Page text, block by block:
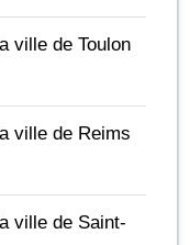
ville de Toulon
ville de Reims
ville de Saint-